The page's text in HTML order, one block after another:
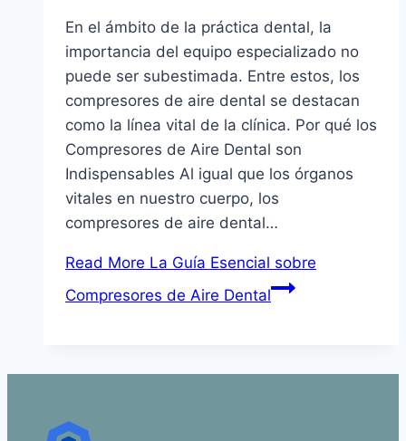
En el ámbito de la práctica dental, la
importancia del equipo especializado no
puede ser subestimada. Entre estos, los
compresores de aire dental se destacan
como la línea vital de la clínica. Por qué los
Compresores de Aire Dental son
Indispensables Al igual que los órganos
vitales en nuestro cuerpo, los
compresores de aire dental…
Read More La Guía Esencial sobre
Compresores de Aire Dental